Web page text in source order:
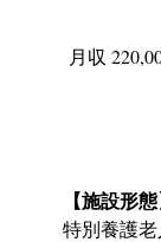
月収
【施設形態
特別養護